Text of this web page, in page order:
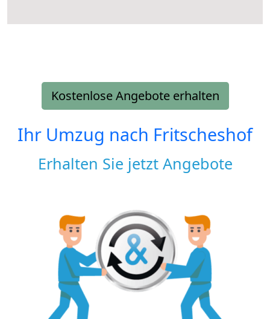
Kostenlose Angebote erhalten
Ihr Umzug nach Fritscheshof
Erhalten Sie jetzt Angebote